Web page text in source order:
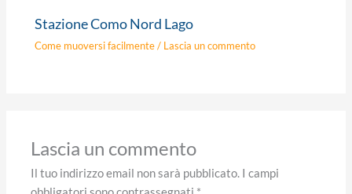
Stazione Como Nord Lago
Come muoversi facilmente/ Lascia un commento
Lascia un commento
Il tuo indirizzo email non sarà pubblicato. I campi